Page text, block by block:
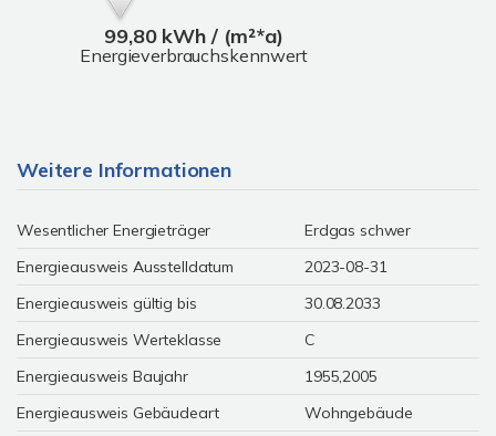
99,80 kWh / (m²*a)
Energieverbrauchskennwert
Weitere Informationen
Wesentlicher Energieträger
Erdgas schwer
Energieausweis Ausstelldatum
2023-08-31
Energieausweis gültig bis
30.08.2033
Energieausweis Werteklasse
C
Energieausweis Baujahr
1955,2005
Energieausweis Gebäudeart
Wohngebäude